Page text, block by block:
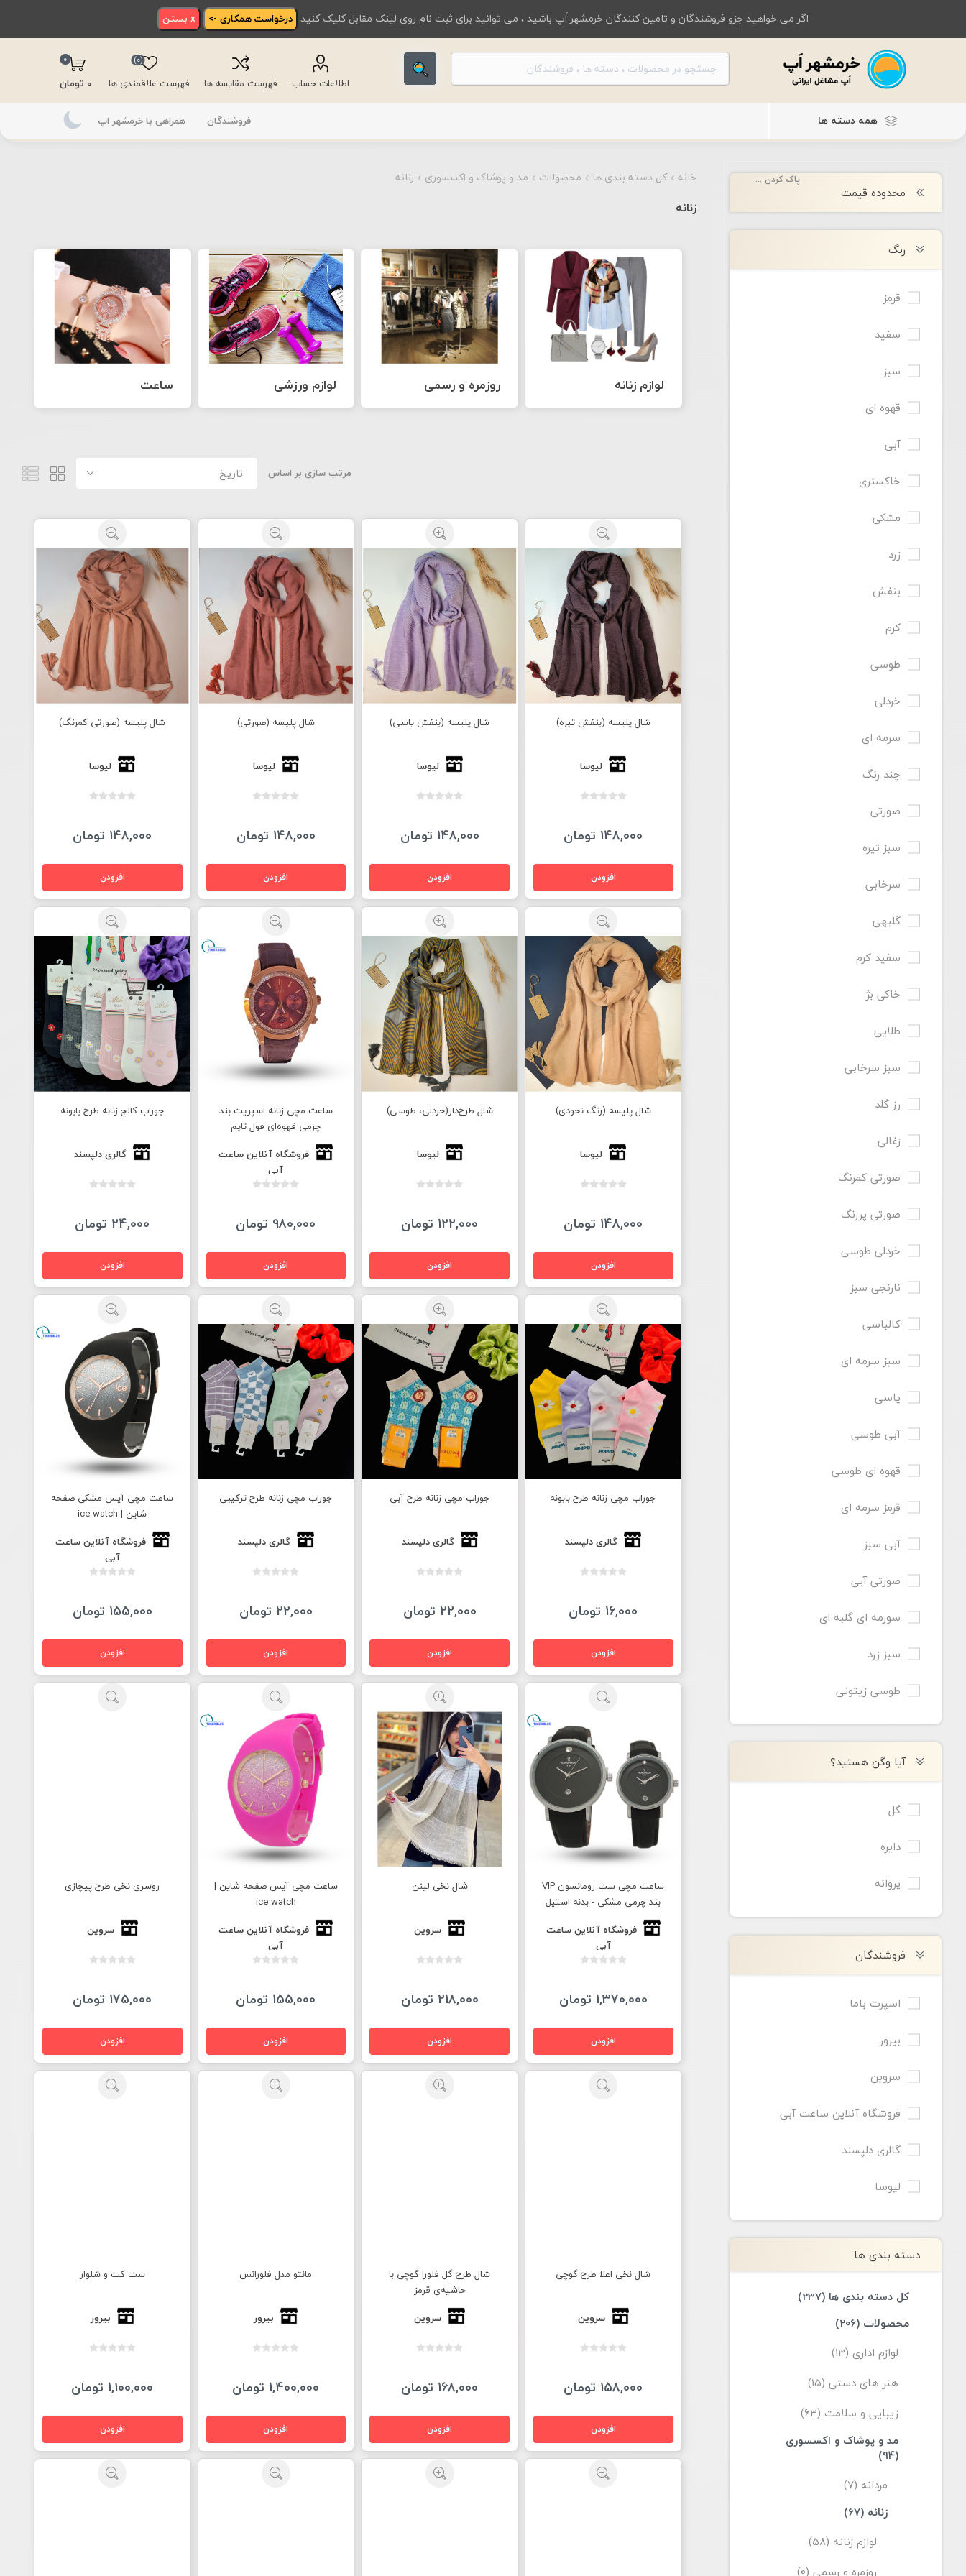
اگر می خواهید جزو فروشندگان و تامین کنندگان خرمشهر اَپ باشید ، می توانید برای ثبت نام روی لینک مقابل کلیک کنید درخواست همکاری -> x بستن
اطلاعات حساب فهرست مقایسه ها فهرست علاقمندی ها
(0)
0
0 تومان
همه دسته ها فروشندگان همراهی با خرمشهر اپ
خانه کل دسته بندی ها محصولات مد و پوشاک و اکسسوری زنانه
زنانه
لوازم زنانه روزمره و رسمی لوازم ورزشی ساعت
مرتب سازی بر اساس
شال پلیسه (بنفش تیره)
لیوسا
148,000 تومان
شال پلیسه (بنفش یاسی)
لیوسا
148,000 تومان
شال پلیسه (صورتی)
لیوسا
148,000 تومان
شال پلیسه (صورتی کمرنگ)
لیوسا
148,000 تومان
شال پلیسه (رنگ نخودی)
لیوسا
148,000 تومان
شال طرح‌دار(خردلی، طوسی)
لیوسا
122,000 تومان
ساعت مچی زنانه اسپریت بند
چرمی قهوه‌ای فول تایم
فروشگاه آنلاین ساعت
آبی
980,000 تومان
جوراب کالج زنانه طرح بابونه
گالری دلپسند
24,000 تومان
جوراب مچی زنانه طرح بابونه
گالری دلپسند
16,000 تومان
جوراب مچی زنانه طرح آبی
گالری دلپسند
22,000 تومان
جوراب مچی زنانه طرح ترکیبی
گالری دلپسند
22,000 تومان
ساعت مچی آیس مشکی صفحه
شاین | ice watch
فروشگاه آنلاین ساعت
آبی
155,000 تومان
ساعت مچی ست رومانسون VIP
بند چرمی مشکی - بدنه استیل
فروشگاه آنلاین ساعت
آبی
1,370,000 تومان
شال نخی لینن
سروین
218,000 تومان
ساعت مچی آیس صفحه شاین |
ice watch
فروشگاه آنلاین ساعت
آبی
155,000 تومان
روسری نخی طرح پیچازی
سروین
175,000 تومان
شال نخی اعلا طرح گوچی
سروین
158,000 تومان
شال طرح گل فلورا گوچی با
حاشيه‌ی قرمز
سروین
168,000 تومان
مانتو مدل فلورانس
بیرور
1,400,000 تومان
ست کت و شلوار
بیرور
1,100,000 تومان
پاک کردن همه
محدوده قیمت
رنگ
قرمز
سفید
سبز
قهوه ای
آبی
خاکستری
مشکی
زرد
بنفش
کرم
طوسی
خردلی
سرمه ای
چند رنگ
صورتی
سبز تیره
سرخابی
گلبهی
سفید کرم
خاکی بژ
طلایی
سبز سرخابی
رز گلد
زغالی
صورتی کمرنگ
صورتی پررنگ
خردلی طوسی
نارنجی سبز
کالباسی
سبز سرمه ای
یاسی
آبی طوسی
قهوه ای طوسی
قرمز سرمه ای
آبی سبز
صورتی آبی
سورمه ای گلبه ای
سبز زرد
طوسی زیتونی
آیا وگن هستید؟
گل
دایره
پروانه
فروشندگان
اسپرت باما
بیرور
سروین
فروشگاه آنلاین ساعت آبی
گالری دلپسند
لیوسا
دسته بندی ها
کل دسته بندی ها (237)
محصولات (206)
لوازم اداری (13)
هنر های دستی (15)
زیبایی و سلامت (63)
مد و پوشاک و اکسسوری
(94)
مردانه (7)
زنانه (67)
لوازم زنانه (58)
روزمره و رسمی (0)